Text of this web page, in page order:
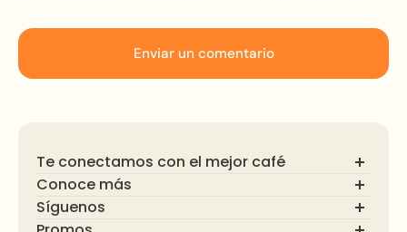
Enviar un comentario
Te conectamos con el mejor café
Conoce más
Preguntas Frecuentes
Blog
Síguenos
Descubre el mundo del café de especialidad. Síguenos